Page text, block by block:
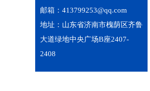
邮箱：413799253@qq.com
地址：山东省济南市槐荫区齐鲁
大道绿地中央广场B座2407-
2408